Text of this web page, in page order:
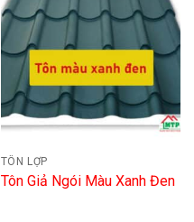
TÔN LỢP
Tôn Giả Ngói Màu Xanh Đen